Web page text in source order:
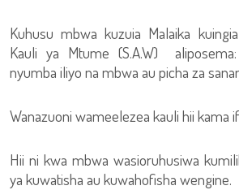
Kuhusu mbwa kuzuia Malaika
Kauli ya Mtume (S.A.W) aliposema:
nyumba iliyo na mbwa au picha za
Wanazuoni wameelezea kauli hii kama
Hii ni kwa mbwa wasioruhusiwa
ya kuwatisha au kuwahofisha wengine.